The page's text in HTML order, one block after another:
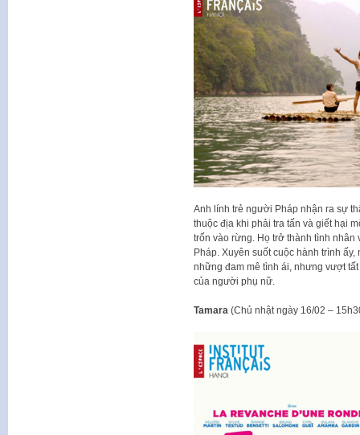
Anh lính trẻ người Pháp nhận ra sự
thuộc địa khi phải tra tấn và giết hại
trốn vào rừng. Họ trở thành tình
Pháp. Xuyên suốt cuộc hành trình
những đam mê tình ái, nhưng vượt
của người phụ nữ.
Tamara(Chủ nhật ngày 16/02 –